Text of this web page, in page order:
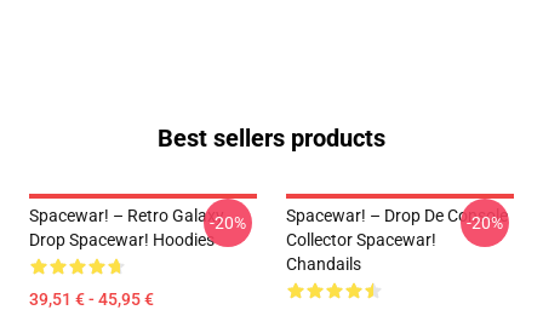
Best sellers products
Spacewar! – Retro Galaxy
Drop Spacewar! Hoodies
39,51 € - 45,95 €
-20%
Spacewar! – Drop De Console
Collector Spacewar!
Chandails
-20%